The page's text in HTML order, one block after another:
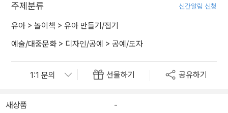
주제분류 신간알림 신청
유아 > 놀이책 > 유아 만들기/접기
예술/대중문화 > 디자인/공예 > 공예/도자
선물하기 공유하기
새상품
-